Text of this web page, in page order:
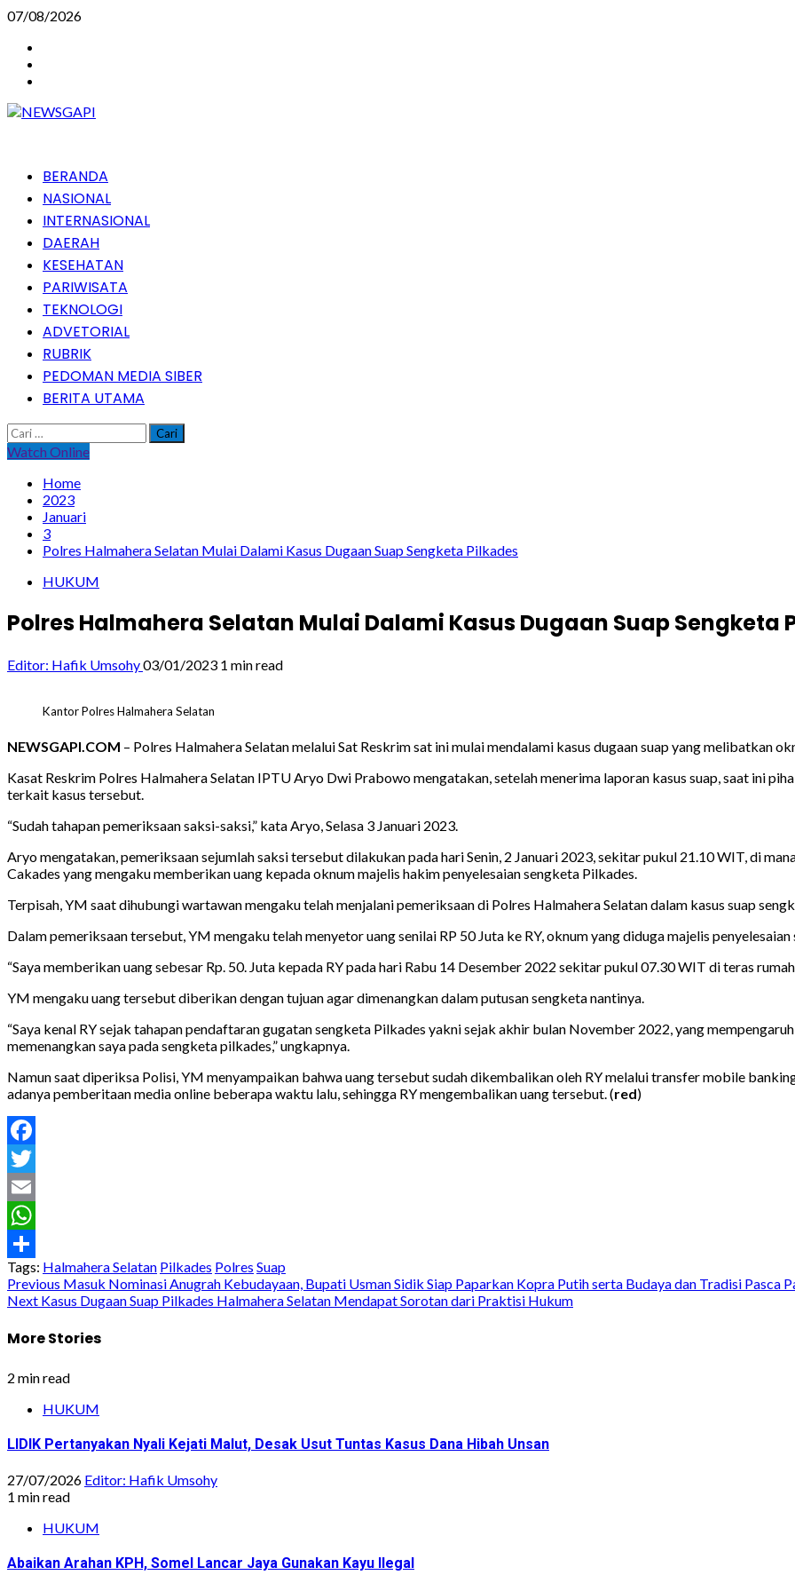
Skip
content
07/08/2026
PrimaryBERANDA
NASIONAL
INTERNASIONAL
DAERAH
KESEHATAN
PARIWISATA
TEKNOLOGI
ADVETORIAL
RUBRIK
PEDOMAN MEDIA SIBER
BERITA UTAMA
Cari
untuk:
Watch Online
Home
2023
Januari
3
Polres Halmahera Selatan Mulai Dalami Kasus Dugaan Suap Sengketa Pilkades
HUKUM
Polres Halmahera Selatan Mulai Dalami Kasus Dugaan Suap Sengketa
Editor: Hafik Umsohy03/01/2023 1 min read
Kantor Polres Halmahera Selatan
NEWSGAPI.COM – Polres Halmahera Selatan melalui Sat Reskrim sat ini mulai mendalami kasus dugaan suap yang melibatkan
Kasat Reskrim Polres Halmahera Selatan IPTU Aryo Dwi Prabowo mengatakan, setelah menerima laporan kasus suap, saat ini
terkait kasus tersebut.
“Sudah tahapan pemeriksaan saksi-saksi,” kata Aryo, Selasa 3 Januari 2023.
Aryo mengatakan, pemeriksaan sejumlah saksi tersebut dilakukan pada hari Senin, 2 Januari 2023, sekitar pukul 21.10 WIT, di
Cakades yang mengaku memberikan uang kepada oknum majelis hakim penyelesaian sengketa Pilkades.
Terpisah, YM saat dihubungi wartawan mengaku telah menjalani pemeriksaan di Polres Halmahera Selatan dalam kasus suap
Dalam pemeriksaan tersebut, YM mengaku telah menyetor uang senilai RP 50 Juta ke RY, oknum yang diduga majelis
“Saya memberikan uang sebesar Rp. 50. Juta kepada RY pada hari Rabu 14 Desember 2022 sekitar pukul 07.30 WIT di teras
YM mengaku uang tersebut diberikan dengan tujuan agar dimenangkan dalam putusan sengketa nantinya.
“Saya kenal RY sejak tahapan pendaftaran gugatan sengketa Pilkades yakni sejak akhir bulan November 2022, yang
memenangkan saya pada sengketa pilkades,” ungkapnya.
Namun saat diperiksa Polisi, YM menyampaikan bahwa uang tersebut sudah dikembalikan oleh RY melalui transfer mobile
adanya pemberitaan media online beberapa waktu lalu, sehingga RY mengembalikan uang tersebut. (red)
Facebook
Twitter
Email
WhatsApp
Share
Tags: Halmahera Selatan Pilkades Polres Suap
Post
Previous Masuk Nominasi Anugrah Kebudayaan, Bupati Usman Sidik Siap Paparkan Kopra Putih serta Budaya dan Tradisi Pasca
Next Kasus Dugaan Suap Pilkades Halmahera Selatan Mendapat Sorotan dari Praktisi Hukum
More Stories
2 min read
HUKUM
LIDIK Pertanyakan Nyali Kejati Malut, Desak Usut Tuntas Kasus Dana Hibah Unsan
27/07/2026 Editor: Hafik Umsohy
1 min read
HUKUM
Abaikan Arahan KPH, Somel Lancar Jaya Gunakan Kayu Ilegal